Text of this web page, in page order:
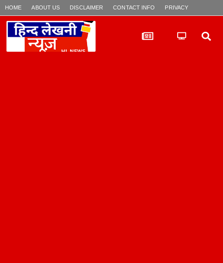
HOME ABOUT US DISCLAIMER CONTACT INFO PRIVACY POLICY